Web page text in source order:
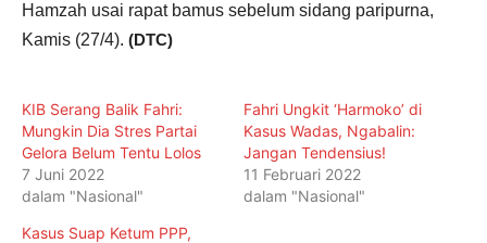
Hamzah usai rapat bamus sebelum sidang paripurna,
Kamis (27/4). (DTC)
KIB Serang Balik Fahri:
Mungkin Dia Stres Partai
Gelora Belum Tentu Lolos
7 Juni 2022
dalam "Nasional"
Fahri Ungkit ‘Harmoko’ di
Kasus Wadas, Ngabalin:
Jangan Tendensius!
11 Februari 2022
dalam "Nasional"
Kasus Suap Ketum PPP,